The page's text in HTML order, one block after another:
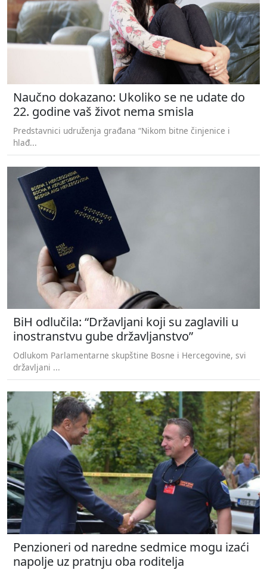
Naučno dokazano: Ukoliko se ne udate do
22. godine vaš život nema smisla
Predstavnici udruženja građana “Nikom bitne činjenice i
hlađ...
BiH odlučila: “Državljani koji su zaglavili u
inostranstvu gube državljanstvo”
Odlukom Parlamentarne skupštine Bosne i Hercegovine, svi
državljani ...
Penzioneri od naredne sedmice mogu izaći
napolje uz pratnju oba roditelja